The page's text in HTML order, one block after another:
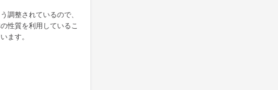
調整されているので、
性質を利用しているこ
ます。